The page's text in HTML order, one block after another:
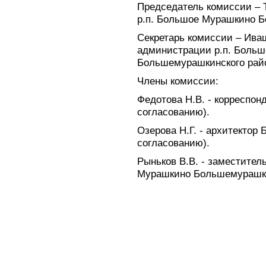
Председатель комиссии –
р.п. Большое Мурашкино
Секретарь комиссии –
администрации р.п.
Большемурашкинского
Члены комиссии:
Федотова Н.В. -
согласованию).
Озерова Н.Г. - архитектор
согласованию).
Рыньков В.В. -
Мурашкино